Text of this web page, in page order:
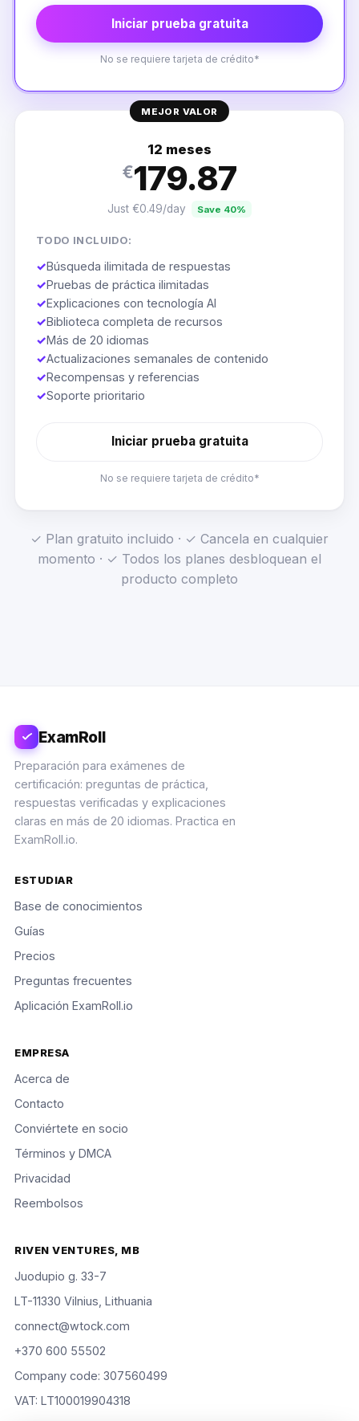
Iniciar prueba gratuita
No se requiere tarjeta de crédito*
MEJOR VALOR
12 meses
€179.87
Just €0.49/day Save 40%
TODO INCLUIDO:
✓Búsqueda ilimitada de respuestas
✓Pruebas de práctica ilimitadas
✓Explicaciones con tecnología AI
✓Biblioteca completa de recursos
✓Más de 20 idiomas
✓Actualizaciones semanales de contenido
✓Recompensas y referencias
✓Soporte prioritario
Iniciar prueba gratuita
No se requiere tarjeta de crédito*
✓ Plan gratuito incluido · ✓ Cancela en cualquier
momento · ✓ Todos los planes desbloquean el
producto completo
ExamRoll
Preparación para exámenes de
certificación: preguntas de práctica,
respuestas verificadas y explicaciones
claras en más de 20 idiomas. Practica en
ExamRoll.io.
ESTUDIAR
Base de conocimientos
Guías
Precios
Preguntas frecuentes
Aplicación ExamRoll.io
EMPRESA
Acerca de
Contacto
Conviértete en socio
Términos y DMCA
Privacidad
Reembolsos
RIVEN VENTURES, MB
Juodupio g. 33-7
LT-11330 Vilnius, Lithuania
connect@wtock.com
+370 600 55502
Company code: 307560499
VAT: LT100019904318